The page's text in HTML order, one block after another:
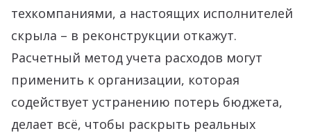
техкомпаниями, а настоящих исполнителей
скрыла – в реконструкции откажут.
Расчетный метод учета расходов могут
применить к организации, которая
содействует устранению потерь бюджета,
делает всё, чтобы раскрыть реальных